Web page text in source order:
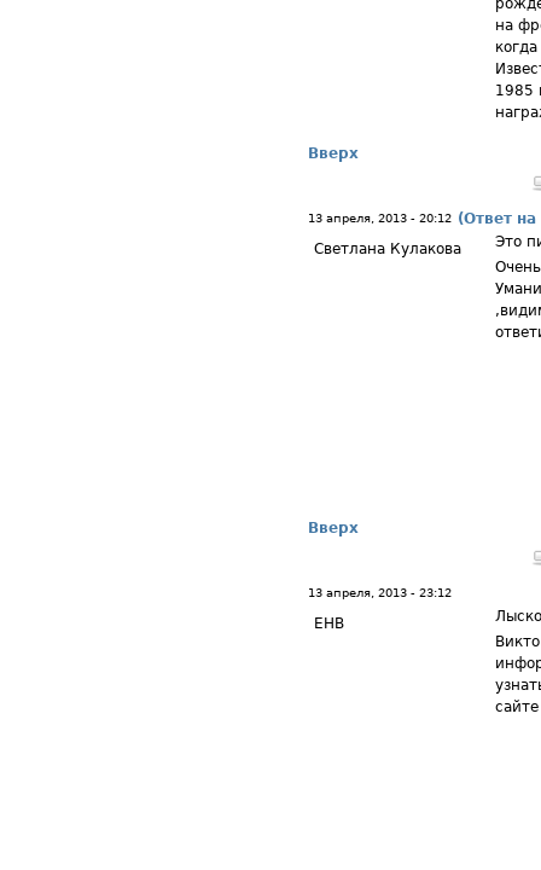
на
1985
Вверх
13 апреля, 2013 - 20:12 (Ответ
Светлана Кулакова
Это
Вверх
13 апреля, 2013 - 23:12
ЕНВ